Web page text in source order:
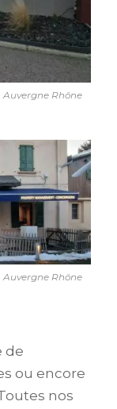
Rhône
Rhône
de
ou encore
nos